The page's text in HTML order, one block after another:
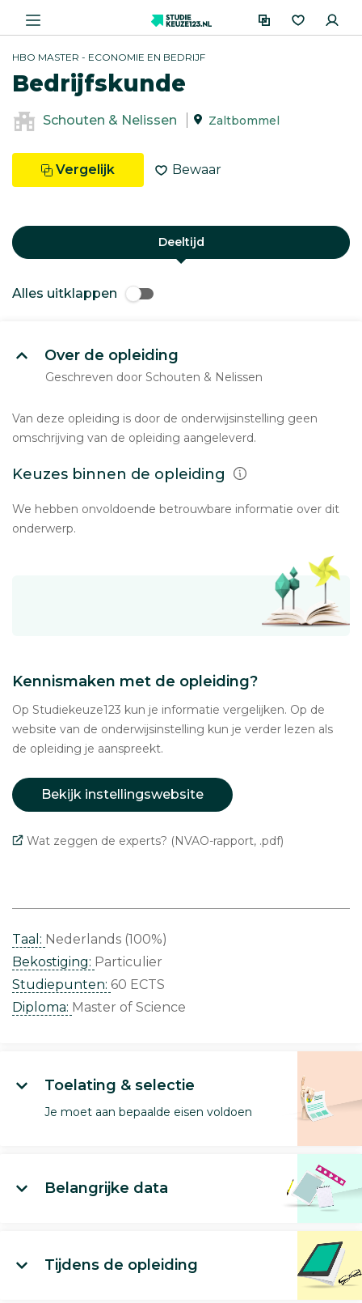
HBO MASTER - ECONOMIE EN BEDRIJF
Bedrijfskunde
Schouten & Nelissen Zaltbommel
Vergelijk Bewaar
Deeltijd
Alles uitklappen
Over de opleiding
Geschreven door Schouten & Nelissen
Van deze opleiding is door de onderwijsinstelling geen
omschrijving van de opleiding aangeleverd.
Keuzes binnen de opleiding
We hebben onvoldoende betrouwbare informatie over dit
onderwerp.
Kennismaken met de opleiding?
Op Studiekeuze123 kun je informatie vergelijken. Op de
website van de onderwijsinstelling kun je verder lezen als
de opleiding je aanspreekt.
Bekijk instellingswebsite
Wat zeggen de experts? (NVAO-rapport, .pdf)
Taal: Nederlands (100%)
Bekostiging: Particulier
Studiepunten: 60 ECTS
Diploma: Master of Science
Toelating & selectie
Je moet aan bepaalde eisen voldoen
Belangrijke data
Tijdens de opleiding